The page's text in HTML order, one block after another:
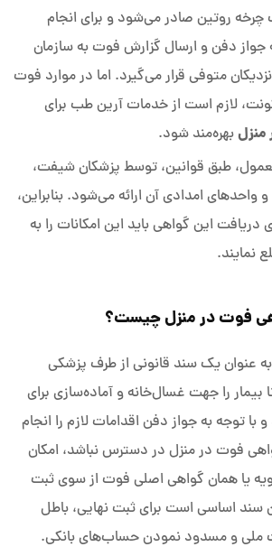
روتین صادر می‌شود و برای انجام
جواز دفن و ارسال گزارش فوت به سازمان
متوفی قرار می‌گیرد. اما در موارد فوت
لازم است از خدمات آرین طب برای
بهره‌مند شود.
طبق قوانین، توسط پزشکان شیفت،
امدادی آن ارائه می‌شود. بنابراین،
دریافت این گواهی باید این امکانات را به
نمایند.
فوت در منزل چیست؟
عنوان یک سند قانونی از طرف پزشکی
را جهت غسال‌خانه و آماده‌سازی برای
توجه به جواز دفن اقدامات لازم را انجام
فوت در منزل در دسترس نباشد، امکان
یا همان گواهی اصلی فوت از سوی ثبت
سند اساسی است برای ثبت نهایی، باطل
ملی و مسدود نمودن حساب‌های بانکی.